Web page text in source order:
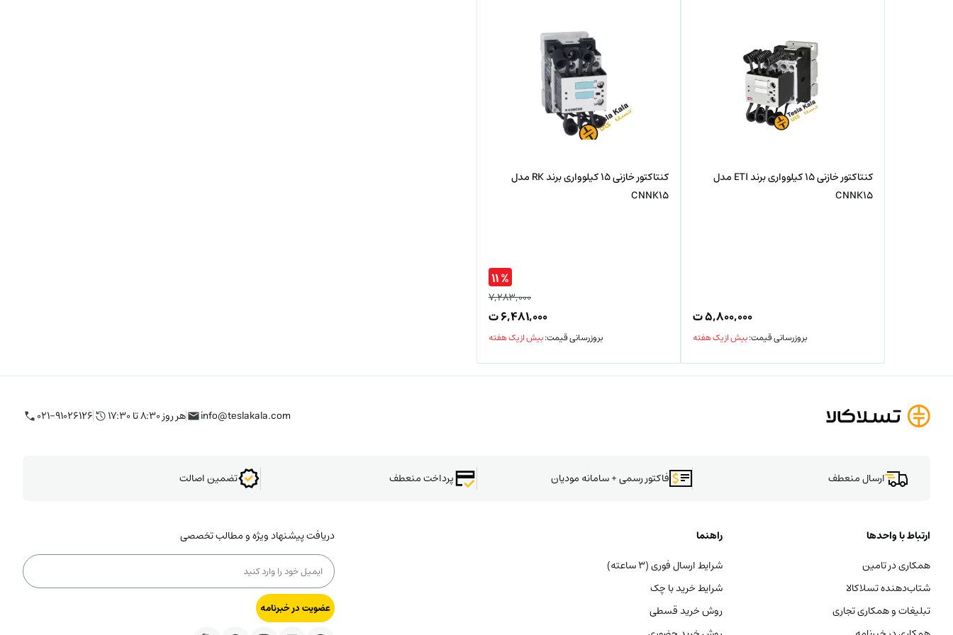
کنتاکتور خازنی 15 کیلوواری برند ETI مدل
CNNK15
۵,۸۰۰,۰۰۰ت
بروزرسانی قیمت:بیش از یک هفته
کنتاکتور خازنی 15 کیلوواری برند RK مدل
CNNK15
۷,۲۸۳,۰۰۰
۶,۴۸۱,۰۰۰ت
% ۱۱
بروزرسانی قیمت:بیش از یک هفته
۰۲۱-۹۱۰۲۶۱۲۶ هر روز ۸:۳۰ تا ۱۷:۳۰ info@teslakala.com
ارسال منعطف فاکتور رسمی + سامانه مودیان پرداخت منعطف تضمین اصالت
ارتباط با واحدها
همکاری در تامین
شتاب‌دهنده تسلاکالا
تبلیغات و همکاری تجاری
راهنما
شرایط ارسال فوری (۳ ساعته)
شرایط خرید با چک
روش خرید قسطی
دریافت پیشنهاد ویژه و مطالب تخصصی
عضویت در خبرنامه